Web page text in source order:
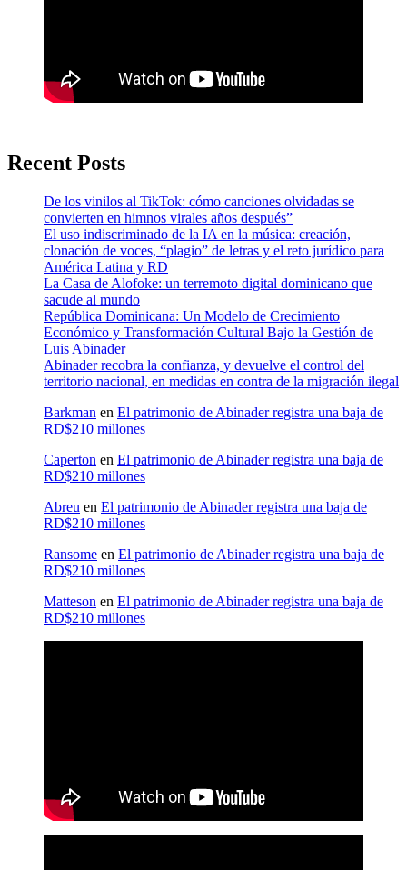
Recent Posts
De los vinilos al TikTok: cómo canciones olvidadas se
convierten en himnos virales años después”
El uso indiscriminado de la IA en la música: creación,
clonación de voces, “plagio” de letras y el reto jurídico para
América Latina y RD
La Casa de Alofoke: un terremoto digital dominicano que
sacude al mundo
República Dominicana: Un Modelo de Crecimiento
Económico y Transformación Cultural Bajo la Gestión de
Luis Abinader
Abinader recobra la confianza, y devuelve el control del
territorio nacional, en medidas en contra de la migración ilegal
Barkman en El patrimonio de Abinader registra una baja de
RD$210 millones
Caperton en El patrimonio de Abinader registra una baja de
RD$210 millones
Abreu en El patrimonio de Abinader registra una baja de
RD$210 millones
Ransome en El patrimonio de Abinader registra una baja de
RD$210 millones
Matteson en El patrimonio de Abinader registra una baja de
RD$210 millones